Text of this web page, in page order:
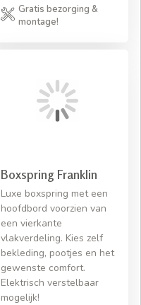
Gratis bezorging &
montage!
Boxspring Franklin
Luxe boxspring met een
hoofdbord voorzien van
een vierkante
vlakverdeling. Kies zelf
bekleding, pootjes en het
gewenste comfort.
Elektrisch verstelbaar
mogelijk!